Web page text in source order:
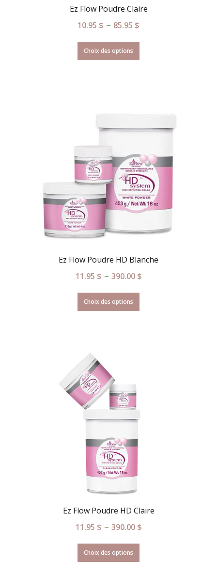
Ez Flow Poudre Claire
10.95 $ – 85.95 $
Choix des options
Ez Flow Poudre HD Blanche
11.95 $ – 390.00 $
Choix des options
Ez Flow Poudre HD Claire
11.95 $ – 390.00 $
Choix des options